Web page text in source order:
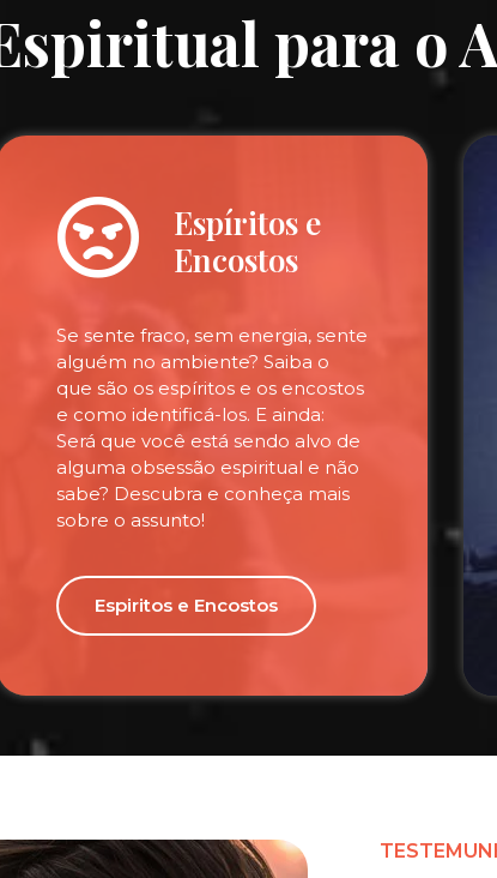
para o
Espíritos e
Encostos
Se sente fraco, sem energia, sente
alguém no ambiente? Saiba o
que são os espíritos e os encostos
e como identificá-los. E ainda:
Será que você está sendo alvo de
alguma obsessão espiritual e não
sabe? Descubra e conheça mais
sobre o assunto!
Espiritos e Encostos